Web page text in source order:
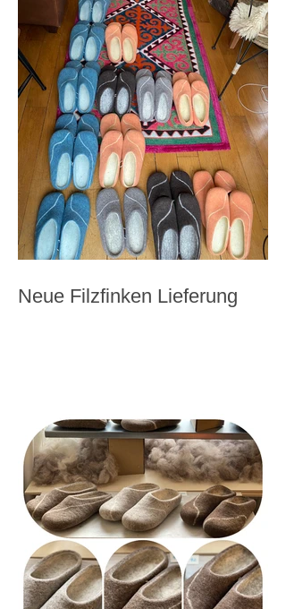
Neue Filzfinken Lieferung